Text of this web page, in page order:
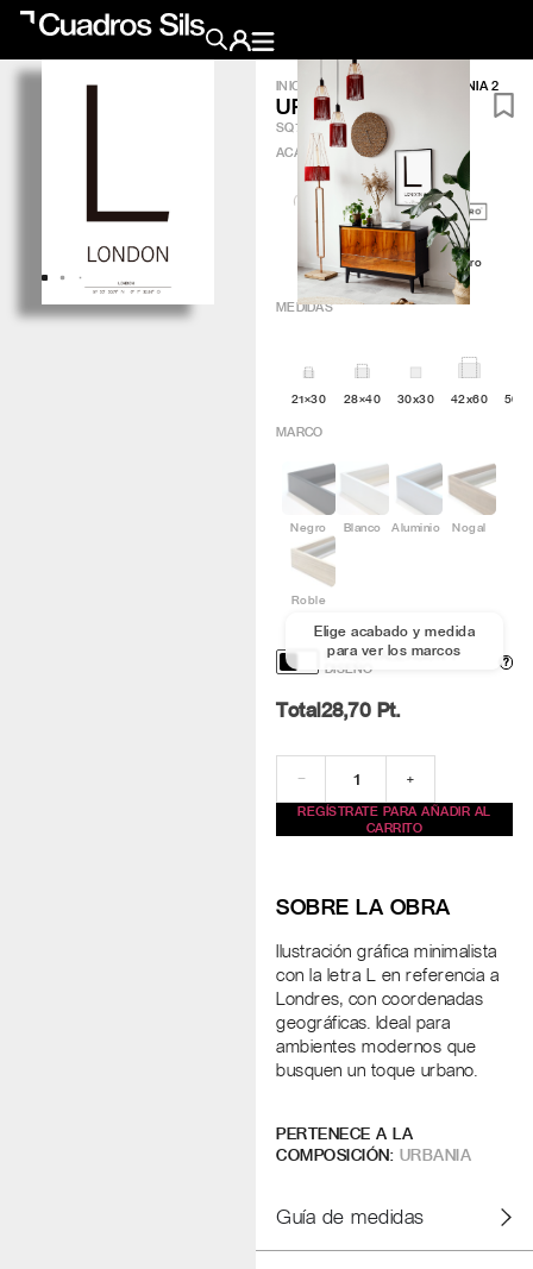
Inspiración
Crea tu pared
INICIO /OBRA GRÁFICA URBANIA 2
URBANIA 2
SQ750
ACABADO
?
Artic Minimal Q4attro
MEDIDAS
21×30 28×40 30x30 42x60
PERSONALIZACIÓN Y
DISEÑO
?
MARCO
Negro Blanco Aluminio Nogal
Roble
Elige acabado y medida
para ver los marcos
Total28,70 Pt.
− +
REGÍSTRATE PARA AÑADIR AL
CARRITO
SOBRE LA OBRA
Ilustración gráfica minimalista
con la letra L en referencia a
Londres, con coordenadas
geográficas. Ideal para
ambientes modernos que
busquen un toque urbano.
PERTENECE A LA
COMPOSICIÓN: URBANIA
Guía de medidas